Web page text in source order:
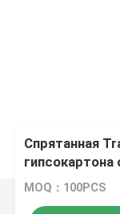
Спрятанная
гипсокартона
MOQ：100PCS